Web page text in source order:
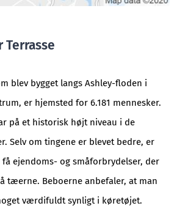
Terrasse
blev bygget langs Ashley-floden i
er hjemsted for 6.181 mennesker.
på et historisk højt niveau i de
Selv om tingene er blevet bedre, er
ejendoms- og småforbrydelser, der
tæerne. Beboerne anbefaler, at man
værdifuldt synligt i køretøjet.